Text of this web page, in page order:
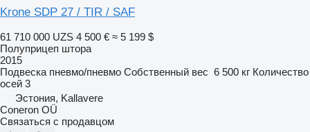
Krone SDP 27 / TIR / SAF
61 710 000 UZS 4 500 € ≈ 5 199 $
Полуприцеп штора
2015
Подвеска пневмо/пневмо Собственный вес 6 500 кг Количество
осей 3
Эстония, Kallavere
Coneron OÜ
Связаться с продавцом